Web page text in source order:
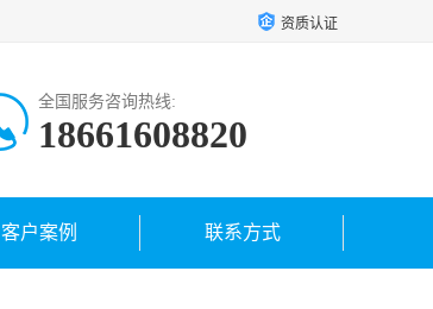
资质认证
全国服务咨询热线:
18661608820
客户案例 联系方式